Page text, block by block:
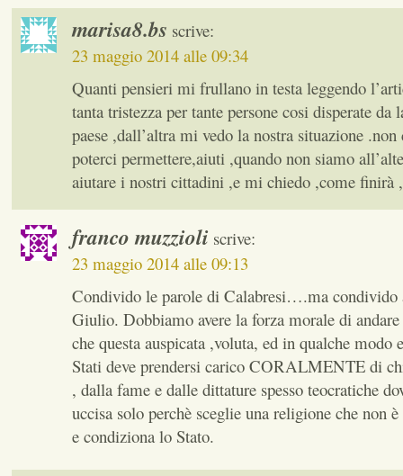
marisa8.bs scrive:
23 maggio 2014 alle 09:34
Quanti pensieri mi frullano in testa leggendo
tanta tristezza per tante persone cosi disperate da
paese ,dall’altra mi vedo la nostra situazione
poterci permettere,aiuti ,quando non siamo
aiutare i nostri cittadini ,e mi chiedo ,come finirà
franco muzzioli scrive:
23 maggio 2014 alle 09:13
Condivido le parole di Calabresi….ma condivido
Giulio. Dobbiamo avere la forza morale di
che questa auspicata ,voluta, ed in qualche modo
Stati deve prendersi carico CORALMENTE di
, dalla fame e dalle dittature spesso teocratiche
uccisa solo perchè sceglie una religione che non
e condiziona lo Stato.